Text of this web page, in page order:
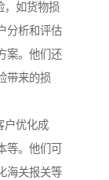
，如货物损
分析和评估
案。他们还
带来的损
户优化成
等。他们可
海关报关等